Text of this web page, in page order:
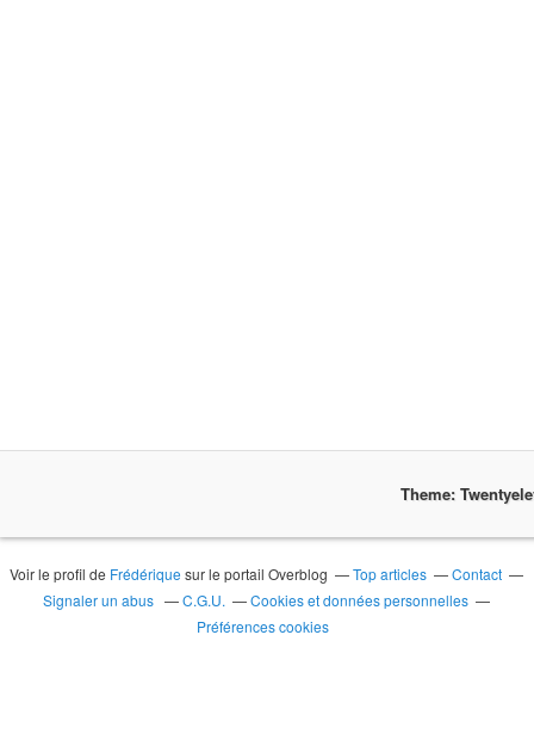
Theme:
Voir le profil de Frédérique sur le portail Overblog Top articles
Contact
Signaler un abus
C.G.U.
Cookies et données personnelles
Préférences cookies